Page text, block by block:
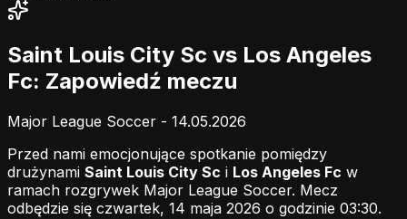
Saint Louis City Sc vs Los Angeles
Fc: Zapowiedź meczu
Major League Soccer - 14.05.2026
Przed nami emocjonujące spotkanie pomiędzy
drużynami Saint Louis City Sc i Los Angeles Fc w
ramach rozgrywek Major League Soccer. Mecz
odbędzie się czwartek, 14 maja 2026 o godzinie 03:30.